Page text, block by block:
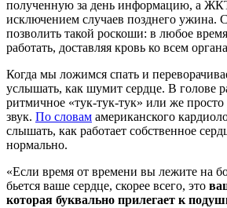
полученную за день информацию, а ЖКТ
исключением случаев позднего ужина.
позволить такой роскоши: в любое
работать, доставляя кровь ко всем
Когда мы ложимся спать и
услышать, как шумит сердце. В голове
ритмичное «тук-тук-тук» или же
звук. По словам американского
слышать, как работает собственное
нормально.
«Если время от времени вы лежите на
бьется ваше сердце, скорее всего, это
которая буквально прилегает к